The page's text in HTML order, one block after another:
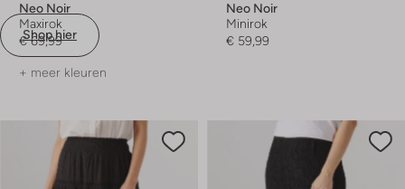
Shop hier
Neo Noir
Maxirok
€ 69,99
+ meer kleuren
Neo Noir
Minirok
€ 59,99